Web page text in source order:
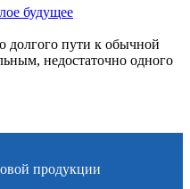
будущее
долгого пути к обычной
недостаточно одного
продукции